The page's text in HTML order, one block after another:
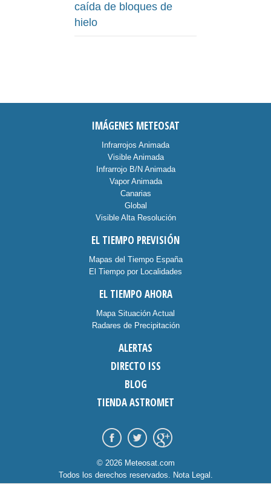
caída de bloques de
hielo
IMÁGENES METEOSAT
Infrarrojos Animada
Visible Animada
Infrarrojo B/N Animada
Vapor Animada
Canarias
Global
Visible Alta Resolución
EL TIEMPO PREVISIÓN
Mapas del Tiempo España
El Tiempo por Localidades
EL TIEMPO AHORA
Mapa Situación Actual
Radares de Precipitación
ALERTAS
DIRECTO ISS
BLOG
TIENDA ASTROMET
© 2026 Meteosat.com
Todos los derechos reservados. Nota Legal .